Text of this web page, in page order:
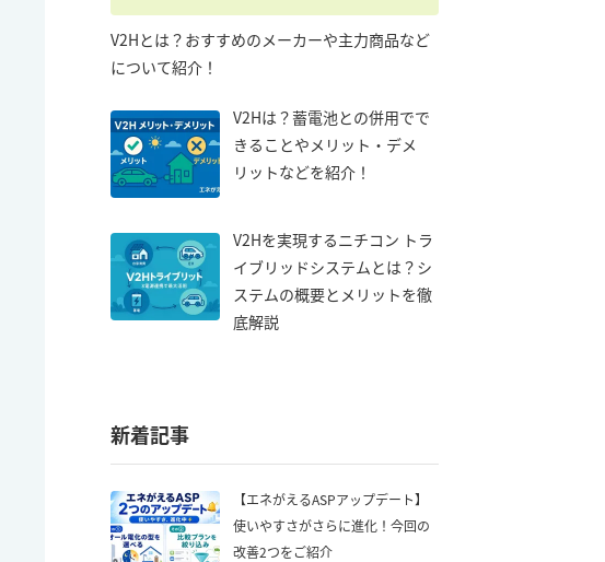
V2Hとは？おすすめのメーカーや主力商品など
について紹介！
V2Hは？蓄電池との併用でで
きることやメリット・デメ
リットなどを紹介！
V2Hを実現するニチコン トラ
イブリッドシステムとは？シ
ステムの概要とメリットを徹
底解説
新着記事
【エネがえるASPアップデート】
使いやすさがさらに進化！今回の
改善2つをご紹介